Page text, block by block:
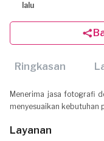
lalu
Ringkasan
Menerima jasa fotografi
menyesuaikan kebutuhan
Layanan